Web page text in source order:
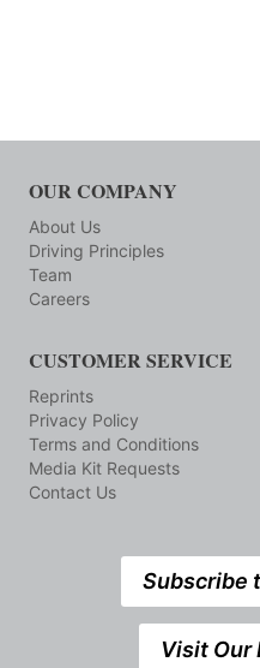
OUR COMPANY
About Us
Driving Principles
Team
Careers
CUSTOMER SERVICE
Reprints
Privacy Policy
Terms and Conditions
Media Kit Requests
Contact Us
Subscribe
Visit Our